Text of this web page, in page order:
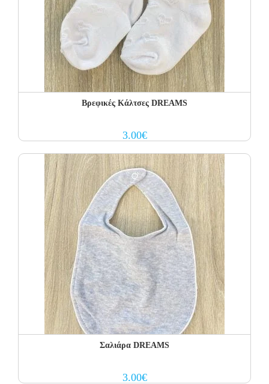
Βρεφικές Κάλτσες DREAMS
3.00€
Σαλιάρα DREAMS
3.00€